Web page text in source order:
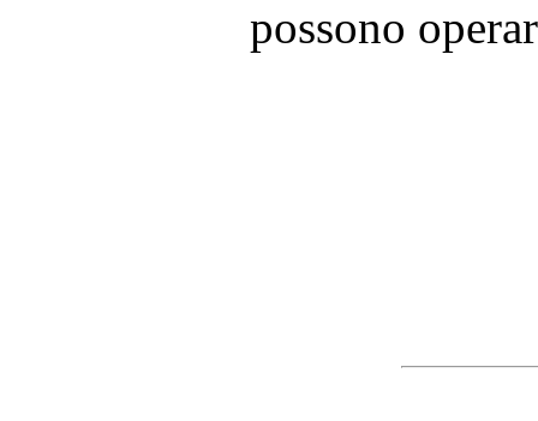
possono